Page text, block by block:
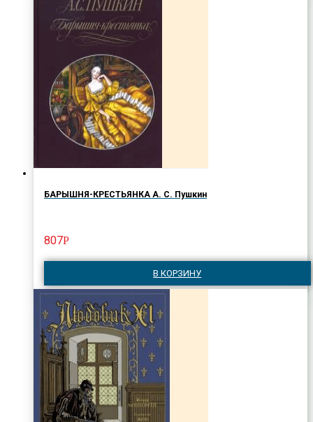
БАРЫШНЯ-КРЕСТЬЯНКА А. С. Пушкин
807Р
В КОРЗИНУ